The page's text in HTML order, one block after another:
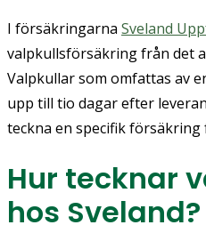
I försäkringarna Sveland
valpkullsförsäkring från det
Valpkullar som omfattas av
upp till tio dagar efter
teckna en specifik försäkring
Hur tecknar
hos Sveland?